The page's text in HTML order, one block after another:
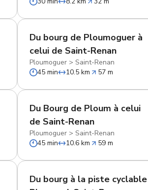
Du bourg de Ploumoguer à
celui de Saint-Renan
Ploumoguer >Saint-Renan
45 min
10.5 km 57 m
Du Bourg de Ploum à celui
de Saint-Renan
Ploumoguer >Saint-Renan
45 min
10.6 km 59 m
Du bourg à la piste cyclable